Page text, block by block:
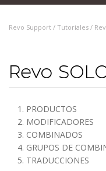
Revo Support / Tutoriales /
Revo
1. PRODUCTOS
2. MODIFICADORES
3. COMBINADOS
4. GRUPOS DE
5. TRADUCCIONES